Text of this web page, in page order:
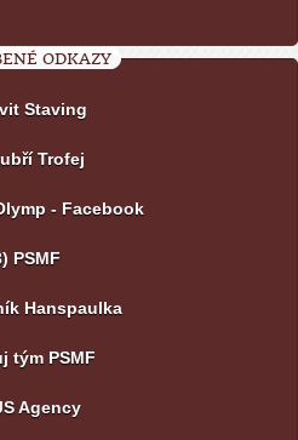
ODKAZY
Staving
Trofej
- Facebook
PSMF
Hanspaulka
tým PSMF
Agency